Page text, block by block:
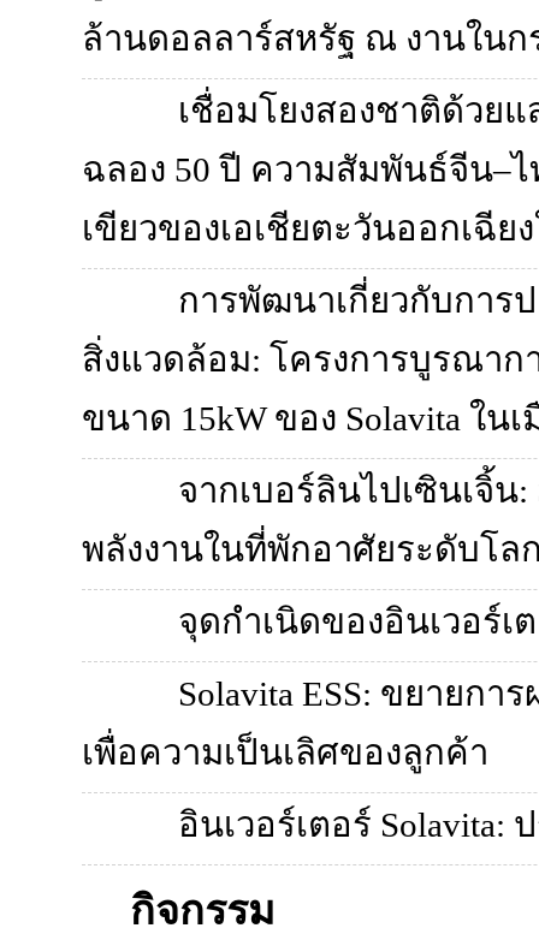
ล้านดอลลาร์สหรัฐ ณ งานในก
เชื่อมโยงสองชาติด้วยแ
ฉลอง 50 ปี ความสัมพันธ์จีน–
เขียวของเอเชียตะวันออกเฉีย
การพัฒนาเกี่ยวกับการ
สิ่งแวดล้อม: โครงการบูรณาก
ขนาด 15kW ของ Solavita ใน
จากเบอร์ลินไปเซินเจิ้น
พลังงานในที่พักอาศัยระดับโล
จุดกำเนิดของอินเวอร์เ
Solavita ESS: ขยายก
เพื่อความเป็นเลิศของลูกค้า
อินเวอร์เตอร์
กิจกรรม